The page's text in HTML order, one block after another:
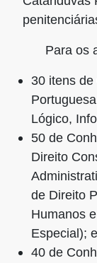
Para os
30 itens
Lógico,
50 de
Direito
de Direito
Humanos
Especial); e
40 de